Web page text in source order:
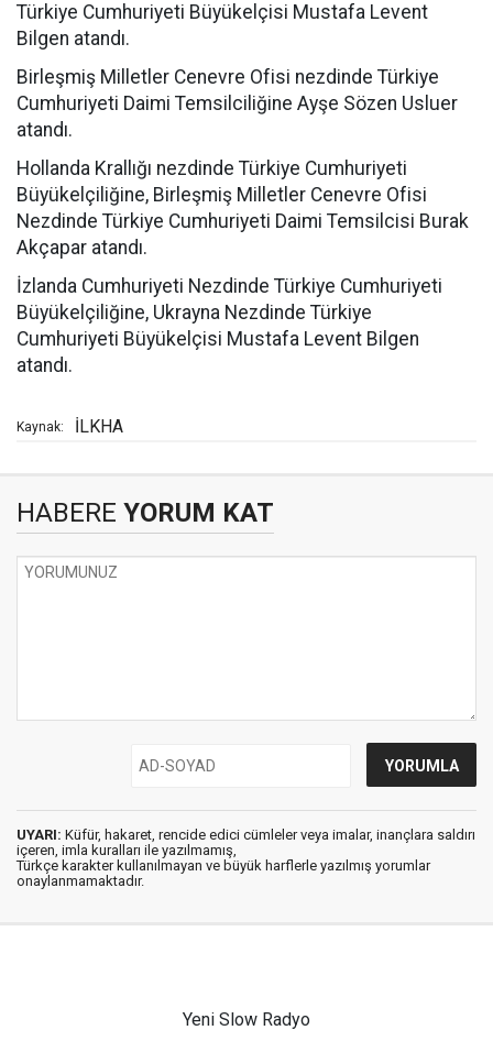
Türkiye Cumhuriyeti Büyükelçisi Mustafa Levent
Bilgen atandı.
Birleşmiş Milletler Cenevre Ofisi nezdinde Türkiye
Cumhuriyeti Daimi Temsilciliğine Ayşe Sözen Usluer
atandı.
Hollanda Krallığı nezdinde Türkiye Cumhuriyeti
Büyükelçiliğine, Birleşmiş Milletler Cenevre Ofisi
Nezdinde Türkiye Cumhuriyeti Daimi Temsilcisi Burak
Akçapar atandı.
İzlanda Cumhuriyeti Nezdinde Türkiye Cumhuriyeti
Büyükelçiliğine, Ukrayna Nezdinde Türkiye
Cumhuriyeti Büyükelçisi Mustafa Levent Bilgen
atandı.
Kaynak: İLKHA
HABERE YORUM KAT
UYARI: Küfür, hakaret, rencide edici cümleler veya imalar, inançlara saldırı
içeren, imla kuralları ile yazılmamış,
Türkçe karakter kullanılmayan ve büyük harflerle yazılmış yorumlar
onaylanmamaktadır.
Yeni Slow Radyo